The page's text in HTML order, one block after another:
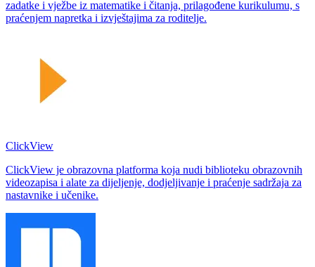
zadatke i vježbe iz matematike i čitanja, prilagođene kurikulumu, s
praćenjem napretka i izvještajima za roditelje.
ClickView
ClickView je obrazovna platforma koja nudi biblioteku obrazovnih
videozapisa i alate za dijeljenje, dodjeljivanje i praćenje sadržaja za
nastavnike i učenike.